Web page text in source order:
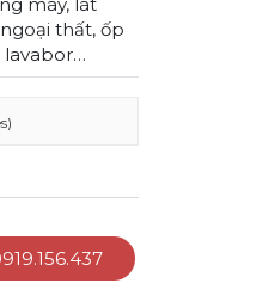
thất, ốp
lavabor…